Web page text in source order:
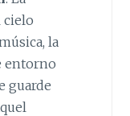
cielo
la
entorno
guarde